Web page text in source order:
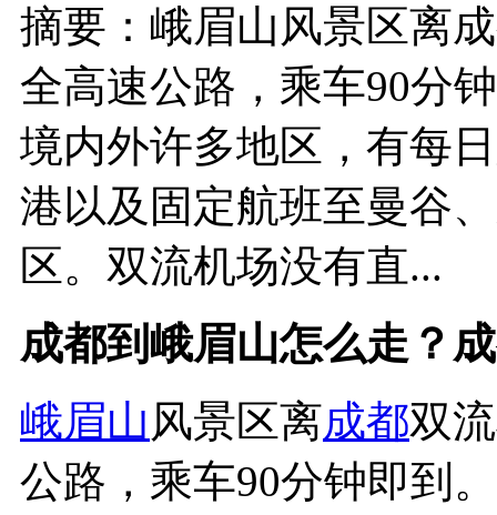
摘要：峨眉山风景区离
全高速公路，乘车90分
境内外许多地区，有每
港以及固定航班至曼谷
区。双流机场没有直...
成都到峨眉山怎么走？
峨眉山 风景区离成都双
公路，乘车90分钟即到